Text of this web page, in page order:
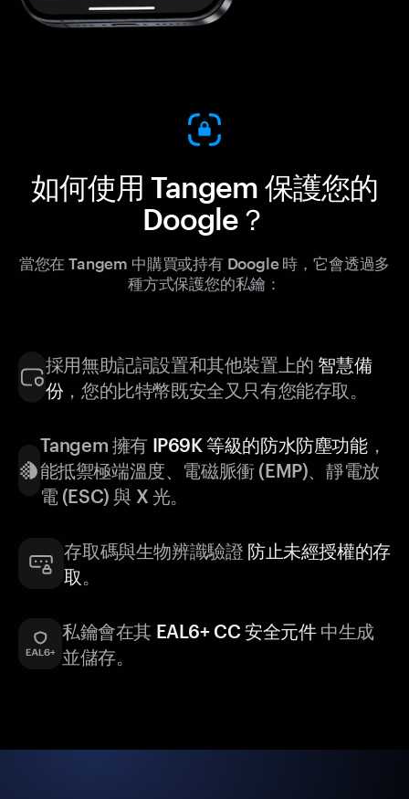
如何使用 Tangem 保護您的
Doogle？
當您在 Tangem 中購買或持有 Doogle 時，它會透過多
種方式保護您的私鑰：
採用無助記詞設置和其他裝置上的 智慧備
份，您的比特幣既安全又只有您能存取。
Tangem 擁有 IP69K 等級的防水防塵功能，
能抵禦極端溫度、電磁脈衝 (EMP)、靜電放
電 (ESC) 與 X 光。
存取碼與生物辨識驗證 防止未經授權的存
取 。
私鑰會在其 EAL6+ CC 安全元件中生成
並儲存。